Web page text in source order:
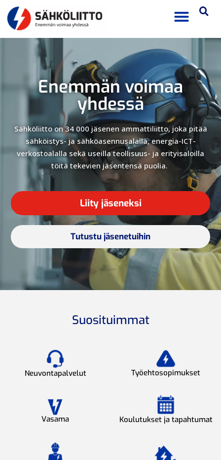
Enemmän voimaa
yhdessä
Sähköliitto on 34 000 jäsenen ammattiliitto, joka pitää
sähköistys- ja sähköasennusalalla, energia-ICT-
verkostoalalla sekä useilla teollisuus- ja erityisaloilla
töitä tekevien jäsentensä puolia.
Liity jäseneksi
Tutustu jäsenetuihin
Suosituimmat
Neuvontapalvelut Työehtosopimukset
Vasama Koulutukset ja tapahtumat